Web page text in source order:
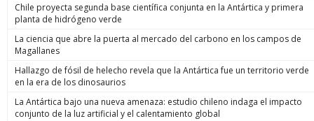
Chile proyecta segunda base científica conjunta en la Antártica y primera
planta de hidrógeno verde
La ciencia que abre la puerta al mercado del carbono en los campos de
Magallanes
Hallazgo de fósil de helecho revela que la Antártica fue un territorio verde
en la era de los dinosaurios
La Antártica bajo una nueva amenaza: estudio chileno indaga el impacto
conjunto de la luz artificial y el calentamiento global